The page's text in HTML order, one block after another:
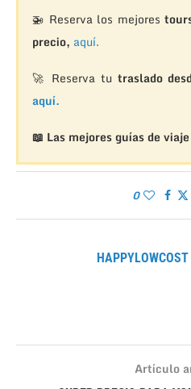
🚁 Reserva los mejores
precio, aquí.
🚀 Reserva tu traslado
aquí.
📖 Las mejores guías de
0
HAPPYLOWCOST
Artículo